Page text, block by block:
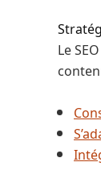
Le